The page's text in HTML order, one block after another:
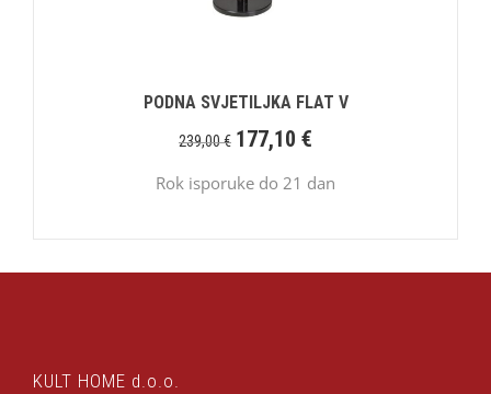
PODNA SVJETILJKA FLAT V
239,00€ 177,10 €
Rok isporuke do 21 dan
KULT HOME d.o.o.